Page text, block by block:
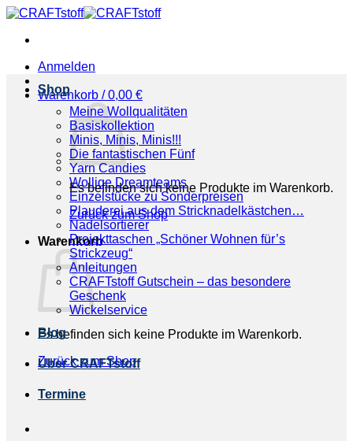
Zum
springen
Anmelden
Warenkorb /0,00 €
Es befinden sich keine Produkte im Warenkorb.
Zurück zum Shop
Warenkorb
Es befinden sich keine Produkte im Warenkorb.
Zurück zum Shop
Shop
Meine Wollqualitäten
Basiskollektion
Minis, Minis, Minis!!!
Die fantastischen Fünf
Yarn Candies
Wollige Dreamteams
Einzelstücke zu Sonderpreisen
Plauderei aus dem Stricknadelkästchen…
Nadelsortierer
Projekttaschen „Schöner Wohnen für’s
Strickzeug“
Anleitungen
CRAFTstoff Gutschein – das besondere
Geschenk
Wickelservice
Blog
Über CRAFTstoff
Termine